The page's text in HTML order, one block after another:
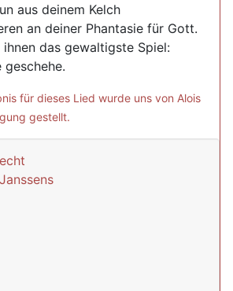
aus deinem Kelch
an deiner Phantasie für Gott.
das gewaltigste Spiel:
geschehe.
für dieses Lied wurde uns von Alois
gestellt.